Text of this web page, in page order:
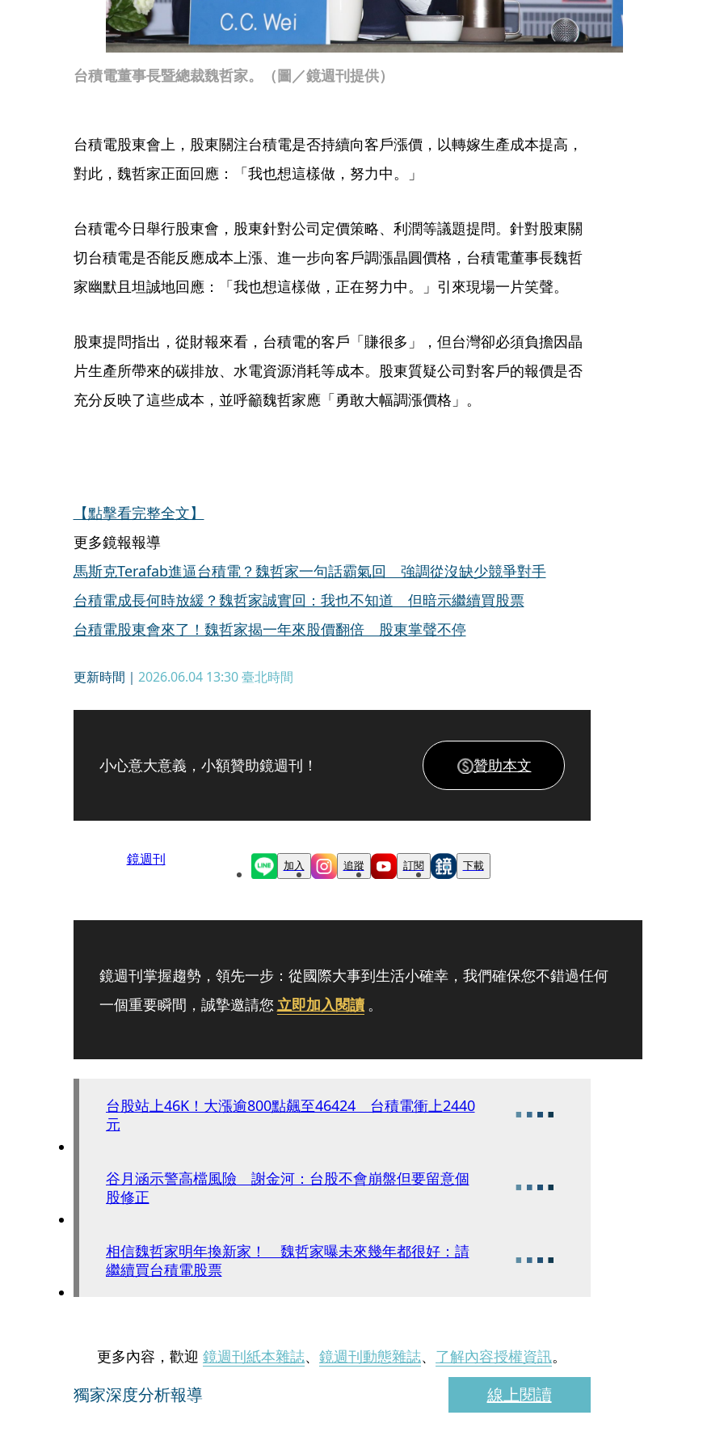
台積電董事長暨總裁魏哲家。（圖／鏡週刊提供）
台積電股東會上，股東關注台積電是否持續向客戶漲價，以轉嫁生產成本提高，
對此，魏哲家正面回應：「我也想這樣做，努力中。」
台積電今日舉行股東會，股東針對公司定價策略、利潤等議題提問。針對股東關
切台積電是否能反應成本上漲、進一步向客戶調漲晶圓價格，台積電董事長魏哲
家幽默且坦誠地回應：「我也想這樣做，正在努力中。」引來現場一片笑聲。
股東提問指出，從財報來看，台積電的客戶「賺很多」，但台灣卻必須負擔因晶
片生產所帶來的碳排放、水電資源消耗等成本。股東質疑公司對客戶的報價是否
充分反映了這些成本，並呼籲魏哲家應「勇敢大幅調漲價格」。
【點擊看完整全文】
更多鏡報報導
馬斯克Terafab進逼台積電？魏哲家一句話霸氣回 強調從沒缺少競爭對手
台積電成長何時放緩？魏哲家誠實回：我也不知道 但暗示繼續買股票
台積電股東會來了！魏哲家揭一年來股價翻倍 股東掌聲不停
更新時間｜ 2026.06.04 13:30臺北時間
小心意大意義，小額贊助鏡週刊！ 贊助本文
鏡週刊 加入 追蹤 訂閱 下載
鏡週刊掌握趨勢，領先一步：從國際大事到生活小確幸，我們確保您不錯過任何
一個重要瞬間，誠摯邀請您 立即加入閱讀 。
台股站上46K！大漲逾800點飆至46424 台積電衝上2440
元
谷月涵示警高檔風險 謝金河：台股不會崩盤但要留意個
股修正
相信魏哲家明年換新家！ 魏哲家曝未來幾年都很好：請
繼續買台積電股票
更多內容，歡迎 鏡週刊紙本雜誌、 鏡週刊動態雜誌、 了解內容授權資訊。
獨家深度分析報導 線上閱讀